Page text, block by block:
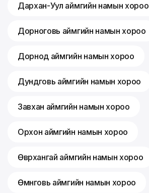
Дархан-Уул аймгийн намын хороо
Дорноговь аймгийн намын хороо
Дорнод аймгийн намын хороо
Дундговь аймгийн намын хороо
Завхан аймгийн намын хороо
Орхон аймгийн намын хороо
Өвөрхангай аймгийн намын хороо
Өмнөговь аймгийн намын хороо